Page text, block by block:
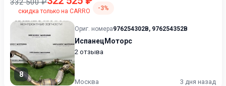
332 500 ₽
скидка только на CARRO -3%
8
Ориг. номера976254302B, 976254352B
ИспанецМоторс
2 отзыва
Москва 3 дня назад